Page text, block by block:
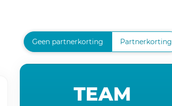
Geen partnerkorting Partnerkorting
TEAM